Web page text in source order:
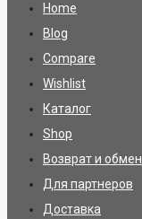
Home
Blog
Compare
Wishlist
Каталог
Shop
Возврат и обмен
Для партнеров
Доставка